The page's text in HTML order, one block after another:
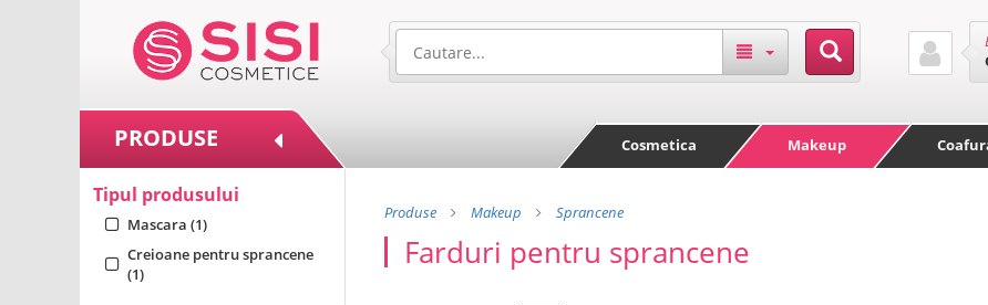
PRODUSE Cosmetica Makeup
Tipul produsului
Mascara (1)
Creioane pentru sprancene
(1)
Produse Makeup Sprancene
Farduri pentru sprancene